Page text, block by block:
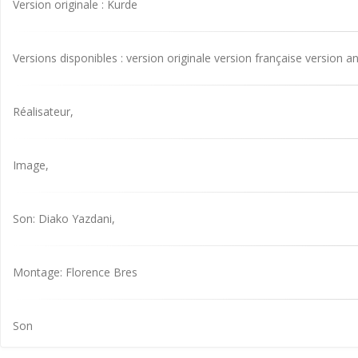
Version originale : Kurde
Versions disponibles : version originale version française version
Réalisateur,
Image,
Son: Diako Yazdani,
Montage: Florence Bres
Son